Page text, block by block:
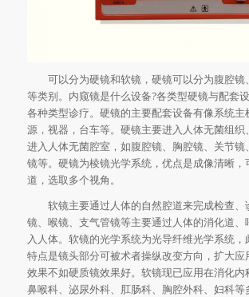
可以分为硬镜和软镜，硬镜可以分为腹腔镜
等类别。内窥镜是什么设备?各类型硬镜与配套
各种类型诊疗。硬镜的主要配套设备有像系统主
源，视器，台车等。硬镜主要进入人体无菌组织
进入人体无菌腔室，如腹腔镜、胸腔镜、关节镜
镜等。硬镜为棱镜光学系统，优点是成像清晰，
道，选取多个视角。
软镜主要通过人体的自然腔道来完成检查、
镜、喉镜、支气管镜等主要通过人体的消化道、
入人体。软镜的光学系统为光导纤维光学系统
特点是镜头部分可被术者操纵改变方向，扩大应
效果不如硬质镜效果好。软镜现已应用在消化内
鼻喉科、泌尿外科、肛肠科、胸腔外科、妇科等